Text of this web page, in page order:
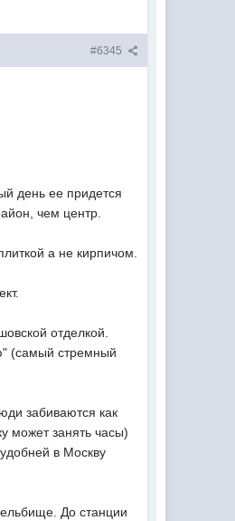
#6345
день ее придется
чем центр.
а не кирпичом.
отделкой.
(самый стремный
забиваются как
может занять часы)
в Москву
До станции